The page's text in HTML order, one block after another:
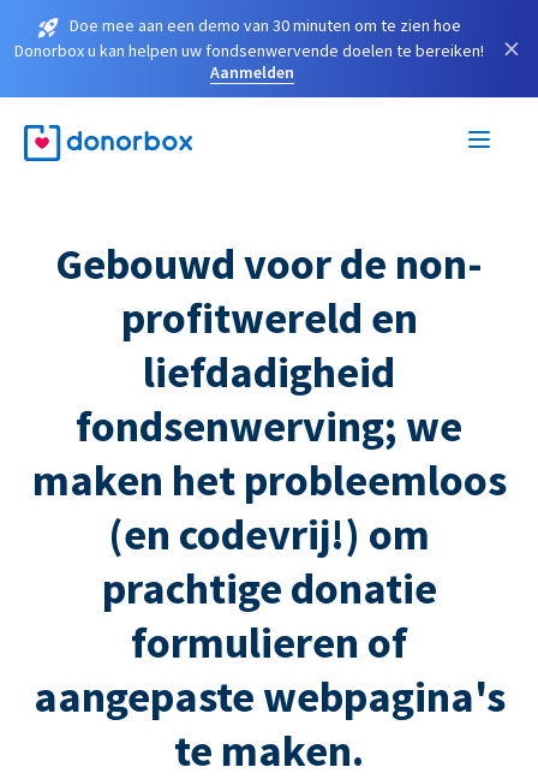
Doe mee aan een demo van 30 minuten om te zien hoe
Donorbox u kan helpen uw fondsenwervende doelen te bereiken!
Aanmelden
×
Gebouwd voor de non-
profitwereld en
liefdadigheid
fondsenwerving; we
maken het probleemloos
(en codevrij!) om
prachtige donatie
formulieren of
aangepaste webpagina's
te maken.